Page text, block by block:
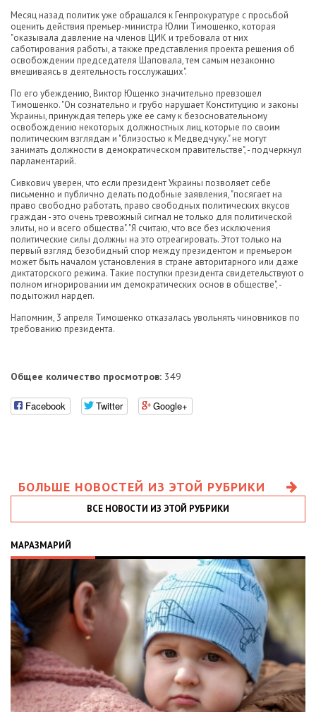
Месяц назад политик уже обращался к Генпрокуратуре с просьбой
оценить действия премьер-министра Юлии Тимошенко, которая
"оказывала давление на членов ЦИК и требовала от них
саботирования работы, а также представления проекта решения об
освобождении председателя Шаповала, тем самым незаконно
вмешиваясь в деятельность госслужащих".
По его убеждению, Виктор Ющенко значительно превзошел
Тимошенко. "Он сознательно и грубо нарушает Конституцию и законы
Украины, принуждая теперь уже ее саму к безосновательному
освобождению некоторых должностных лиц, которые по своим
политическим взглядам и "близостью к Медведчуку." не могут
занимать должности в демократическом правительстве", - подчеркнул
парламентарий.
Сивкович уверен, что если президент Украины позволяет себе
письменно и публично делать подобные заявления, "посягает на
право свободно работать, право свободных политических вкусов
граждан - это очень тревожный сигнал не только для политической
элиты, но и всего общества". "Я считаю, что все без исключения
политические силы должны на это отреагировать. Этот только на
первый взгляд безобидный спор между президентом и премьером
может быть началом установления в стране авторитарного или даже
диктаторского режима. Такие поступки президента свидетельствуют о
полном игнорировании им демократических основ в обществе", -
подытожил нардеп.
Напомним, 3 апреля Тимошенко отказалась увольнять чиновников по
требованию президента.
Общее количество просмотров: 349
Facebook Twitter Google+
БОЛЬШЕ НОВОСТЕЙ ИЗ ЭТОЙ РУБРИКИ
ВСЕ НОВОСТИ ИЗ ЭТОЙ РУБРИКИ
МАРАЗМАРИЙ